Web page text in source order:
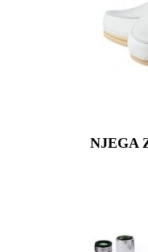
NJEGA